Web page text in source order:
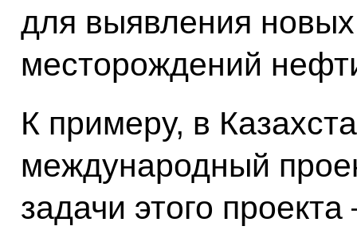
для выявления
месторождений
К примеру, в
международный
задачи этого